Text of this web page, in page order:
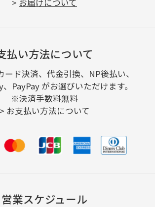
> お届けについて
払い方法について
ード決済、代金引換、NP後払い、
PayPay がお選びいただけます。
※決済手数料無料
> お支払い方法について
営業スケジュール